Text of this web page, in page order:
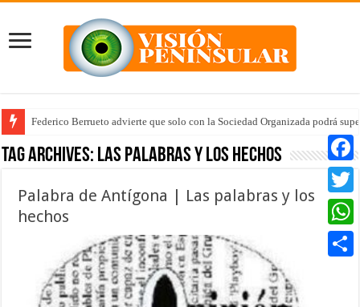
Federico Berrueto advierte que solo con la Sociedad Organizada podrá
Tag Archives: Las palabras y los hechos
Palabra de Antígona | Las palabras y los
hechos
Twitter